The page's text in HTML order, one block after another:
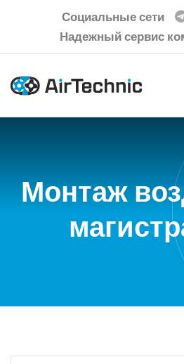
Социальные сети
Надежный сервис
Монтаж